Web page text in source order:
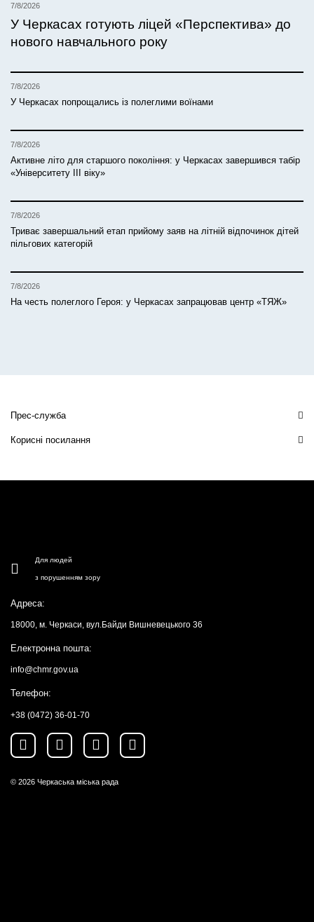
7/8/2026
У Черкасах готують ліцей «Перспектива» до
нового навчального року
7/8/2026
У Черкасах попрощались із полеглими воїнами
7/8/2026
Активне літо для старшого покоління: у Черкасах завершився табір
«Університету ІІІ віку»
7/8/2026
Триває завершальний етап прийому заяв на літній відпочинок дітей
пільгових категорій
7/8/2026
На честь полеглого Героя: у Черкасах запрацював центр «ТЯЖ»
Прес-служба
Корисні посилання
Для людей
з порушенням зору
Адреса:
18000, м. Черкаси, вул.Байди Вишневецького 36
Електронна пошта:
info@chmr.gov.ua
Телефон:
+38 (0472) 36-01-70
© 2026 Черкаська міська рада